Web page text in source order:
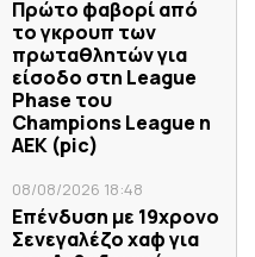
Πρώτο φαβορί από
το γκρουπ των
πρωταθλητών για
είσοδο στη League
Phase του
Champions League η
ΑΕΚ (pic)
08/08/2026 18:48
Επένδυση με 19χρονο
Σενεγαλέζο χαφ για